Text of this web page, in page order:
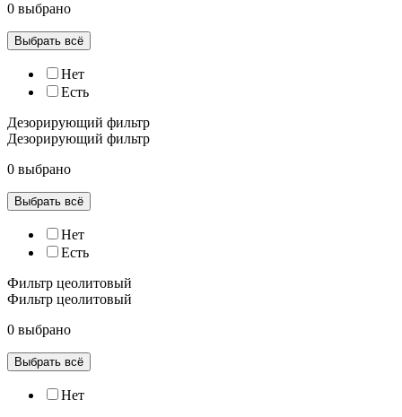
0 выбрано
Выбрать всё
Нет
Есть
Дезорирующий фильтр
Дезорирующий фильтр
0 выбрано
Выбрать всё
Нет
Есть
Фильтр цеолитовый
Фильтр цеолитовый
0 выбрано
Выбрать всё
Нет